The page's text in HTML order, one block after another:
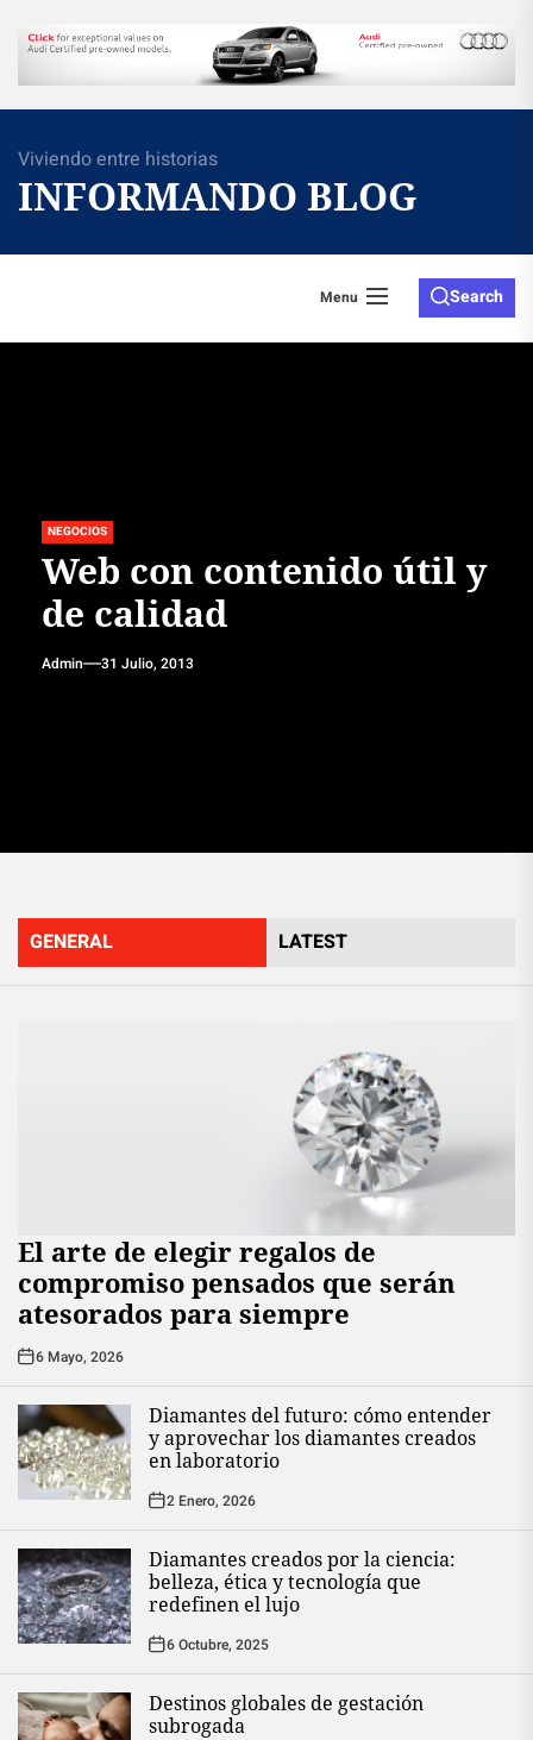
Skip
the
Viviendo entre historias
INFORMANDO BLOG
Menu Search
NEGOCIOS
Web con contenido útil y
de calidad
Admin 31 Julio, 2013
GENERAL LATEST
El arte de elegir regalos de
compromiso pensados que serán
atesorados para siempre
6 Mayo, 2026
Diamantes del futuro: cómo entender
y aprovechar los diamantes creados
en laboratorio
2 Enero, 2026
Diamantes creados por la ciencia:
belleza, ética y tecnología que
redefinen el lujo
6 Octubre, 2025
Destinos globales de gestación
subrogada